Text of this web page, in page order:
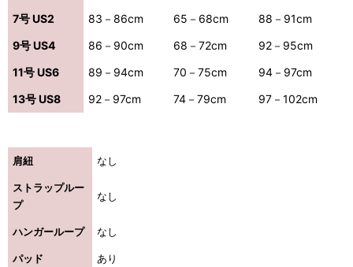
7号 US2
83－86cm 65－68cm
88－91cm
9号 US4
86－90cm 68－72cm
92－95cm
11号 US6
89－94cm 70－75cm
94－97cm
13号 US8
92－97cm 74－79cm 97－102cm
肩紐 なし
ストラップルー
プ
なし
ハンガーループ なし
パッド あり